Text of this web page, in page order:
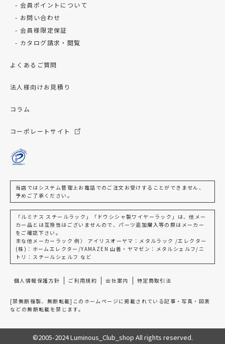
会員ポイントについて
お問い合わせ
会員様限定保証
カタログ請求・閲覧
よくあるご質問
法人様向けお見積り
コラム
コーポレートサイト
当店ではシステム管理上お電話でのご注文お受けすることができません、
予めご了承ください。
「ルミナス スチールラック」「ドウシシャ製ワイヤーラック」は、他メー
カー品とは互換性はございませんので、パーツ追加購入等の際はメーカー
をご確認下さい。
主な他メーカーラック 例） アイリスオーヤマ：メタルラック /エレクター
(株)：ホームエレクター/YAMAZEN 山善・ヤマゼン：メタルシェルフ/ニ
トリ：スチールシェルフ など
個人情報保護方針 ご利用規約 会社案内 特定商取引法
[禁無断複製、無断転載]このホームページに掲載されている記事・写真・図表
などの無断転載を禁じます。
©2005-2024 Luminous_Club_shop All rights reserved.